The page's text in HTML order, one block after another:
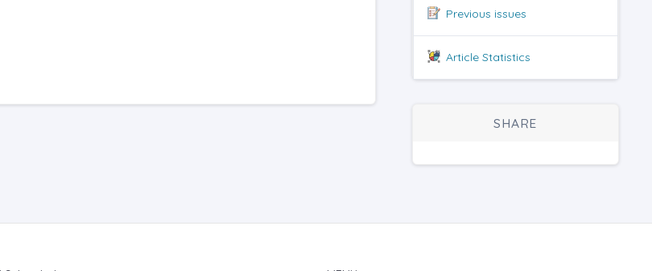
Previous issues
Article Statistics
SHARE